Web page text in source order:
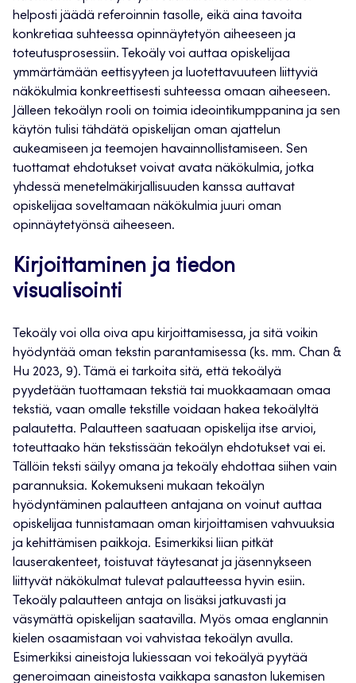
helposti jäädä referoinnin tasolle, eikä aina tavoita
konkretiaa suhteessa opinnäytetyön aiheeseen ja
toteutusprosessiin. Tekoäly voi auttaa opiskelijaa
ymmärtämään eettisyyteen ja luotettavuuteen liittyviä
näkökulmia konkreettisesti suhteessa omaan aiheeseen.
Jälleen tekoälyn rooli on toimia ideointikumppanina ja sen
käytön tulisi tähdätä opiskelijan oman ajattelun
aukeamiseen ja teemojen havainnollistamiseen. Sen
tuottamat ehdotukset voivat avata näkökulmia, jotka
yhdessä menetelmäkirjallisuuden kanssa auttavat
opiskelijaa soveltamaan näkökulmia juuri oman
opinnäytetyönsä aiheeseen.
Kirjoittaminen ja tiedon
visualisointi
Tekoäly voi olla oiva apu kirjoittamisessa, ja sitä voikin
hyödyntää oman tekstin parantamisessa (ks. mm. Chan &
Hu 2023, 9). Tämä ei tarkoita sitä, että tekoälyä
pyydetään tuottamaan tekstiä tai muokkaamaan omaa
tekstiä, vaan omalle tekstille voidaan hakea tekoälyltä
palautetta. Palautteen saatuaan opiskelija itse arvioi,
toteuttaako hän tekstissään tekoälyn ehdotukset vai ei.
Tällöin teksti säilyy omana ja tekoäly ehdottaa siihen vain
parannuksia. Kokemukseni mukaan tekoälyn
hyödyntäminen palautteen antajana on voinut auttaa
opiskelijaa tunnistamaan oman kirjoittamisen vahvuuksia
ja kehittämisen paikkoja. Esimerkiksi liian pitkät
lauserakenteet, toistuvat täytesanat ja jäsennykseen
liittyvät näkökulmat tulevat palautteessa hyvin esiin.
Tekoäly palautteen antaja on lisäksi jatkuvasti ja
väsymättä opiskelijan saatavilla. Myös omaa englannin
kielen osaamistaan voi vahvistaa tekoälyn avulla.
Esimerkiksi aineistoja lukiessaan voi tekoälyä pyytää
generoimaan aineistosta vaikkapa sanaston lukemisen